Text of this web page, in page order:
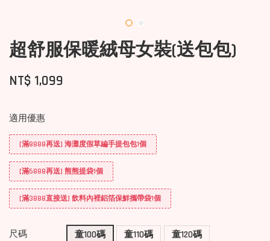
超舒服保暖絨母女裝(送包包)
NT$ 1,099
適用優惠
[滿8888再送] 海灘度假草編手提包包1個
[滿5888再送] 熊熊提袋1個
[滿3888直接送] 飲料內裡鋁箔保鮮攜帶袋1個
尺碼 童100碼 童110碼
童120碼